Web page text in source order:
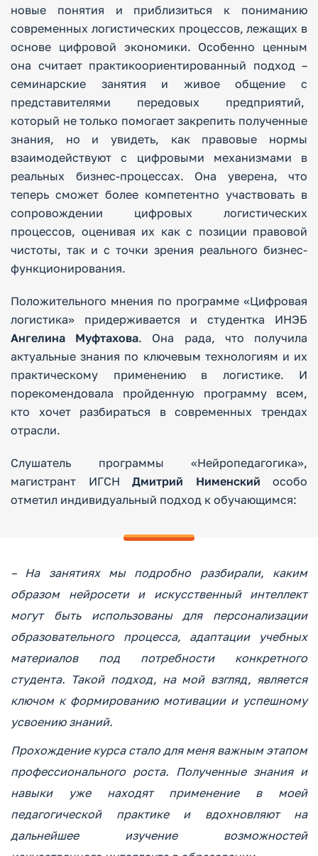
новые понятия и приблизиться к пониманию
современных логистических процессов, лежащих в
основе цифровой экономики. Особенно ценным
она считает практикоориентированный подход –
семинарские занятия и живое общение с
представителями передовых предприятий,
который не только помогает закрепить полученные
знания, но и увидеть, как правовые нормы
взаимодействуют с цифровыми механизмами в
реальных бизнес-процессах. Она уверена, что
теперь сможет более компетентно участвовать в
сопровождении цифровых логистических
процессов, оценивая их как с позиции правовой
чистоты, так и с точки зрения реального бизнес-
функционирования.
Положительного мнения по программе «Цифровая
логистика» придерживается и студентка ИНЭБ
Ангелина Муфтахова. Она рада, что получила
актуальные знания по ключевым технологиям и их
практическому применению в логистике. И
порекомендовала пройденную программу всем,
кто хочет разбираться в современных трендах
отрасли.
Слушатель программы «Нейропедагогика»,
магистрант ИГСН Дмитрий Нименский особо
отметил индивидуальный подход к обучающимся:
– На занятиях мы подробно разбирали, каким
образом нейросети и искусственный интеллект
могут быть использованы для персонализации
образовательного процесса, адаптации учебных
материалов под потребности конкретного
студента. Такой подход, на мой взгляд, является
ключом к формированию мотивации и успешному
усвоению знаний.
Прохождение курса стало для меня важным этапом
профессионального роста. Полученные знания и
навыки уже находят применение в моей
педагогической практике и вдохновляют на
дальнейшее изучение возможностей